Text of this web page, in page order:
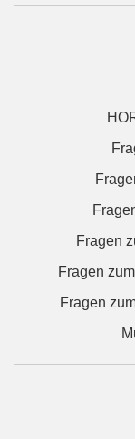
Fragen
Fragen
Fragen